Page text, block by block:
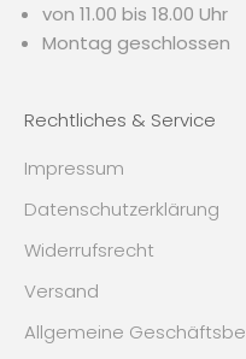
von 11.00 bis 18.00 Uhr
Montag geschlossen
Rechtliches & Service
Impressum
Datenschutzerklärung
Widerrufsrecht
Versand
Allgemeine